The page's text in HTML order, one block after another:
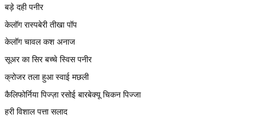
बड़े दही पनीर
केलॉग रास्पबेरी तीखा पॉप
केलॉग चावल कश अनाज
सूअर का सिर बच्चे स्विस पनीर
क्रोजर तला हुआ स्वाई मछली
कैलिफोर्निया पिज्ज़ा रसोई बारबेक्यू चिकन पिज्जा
हरी विशाल पत्ता सलाद